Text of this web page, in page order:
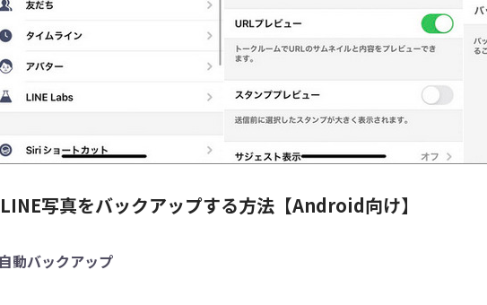
写真をバックアップする方法【Android向け】
動バックアップ